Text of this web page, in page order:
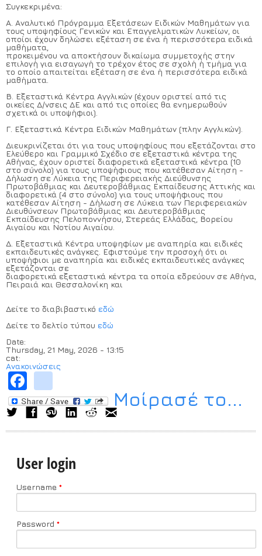
Συγκεκριμένα:
Α. Αναλυτικό Πρόγραμμα Εξετάσεων Ειδικών Μαθημάτων για
τους υποψηφίους Γενικών και Επαγγελματικών Λυκείων, οι
οποίοι έχουν δηλώσει εξέταση σε ένα ή περισσότερα ειδικά
μαθήματα,
προκειμένου να αποκτήσουν δικαίωμα συμμετοχής στην
επιλογή για εισαγωγή το τρέχον έτος σε σχολή ή τμήμα για
το οποίο απαιτείται εξέταση σε ένα ή περισσότερα ειδικά
μαθήματα.
Β. Εξεταστικά Κέντρα Αγγλικών (έχουν οριστεί από τις
οικείες Δ/νσεις ΔΕ και από τις οποίες θα ενημερωθούν
σχετικά οι υποψήφιοι).
Γ. Εξεταστικά Κέντρα Ειδικών Μαθημάτων (πλην Αγγλικών).
Διευκρινίζεται ότι για τους υποψηφίους που εξετάζονται στο
Ελεύθερο και Γραμμικό Σχέδιο σε εξεταστικά κέντρα της
Αθήνας, έχουν οριστεί διαφορετικά εξεταστικά κέντρα (10
στο σύνολο) για τους υποψήφιους που κατέθεσαν Αίτηση -
Δήλωση σε Λύκεια της Περιφερειακής Διεύθυνσης
Πρωτοβάθμιας και Δευτεροβάθμιας Εκπαίδευσης Αττικής και
διαφορετικά (4 στο σύνολο) για τους υποψήφιους που
κατέθεσαν Αίτηση - Δήλωση σε Λύκεια των Περιφερειακών
Διευθύνσεων Πρωτοβάθμιας και Δευτεροβάθμιας
Εκπαίδευσης Πελοποννήσου, Στερεάς Ελλάδας, Βορείου
Αιγαίου και Νοτίου Αιγαίου.
Δ. Εξεταστικά Κέντρα υποψηφίων με αναπηρία και ειδικές
εκπαιδευτικές ανάγκες. Εφιστούμε την προσοχή ότι οι
υποψήφιοι με αναπηρία και ειδικές εκπαιδευτικές ανάγκες
εξετάζονται σε
διαφορετικά εξεταστικά κέντρα τα οποία εδρεύουν σε Αθήνα,
Πειραιά και Θεσσαλονίκη και
Δείτε το διαβιβαστικό εδώ
Δείτε το δελτίο τύπου εδώ
Date:
Thursday, 21 May, 2026 - 13:15
cat:
Ανακοινώσεις
Μοίρασέ το...
User login
Username *
Password *